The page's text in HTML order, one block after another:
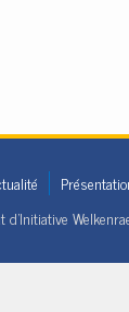
d'Initiative